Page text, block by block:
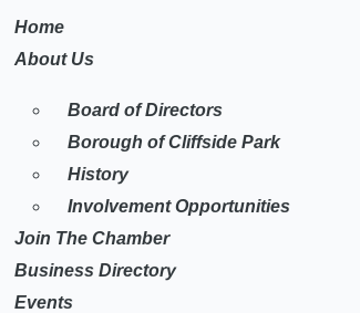
Home
About Us
Board of Directors
Borough of Cliffside Park
History
Involvement Opportunities
Join The Chamber
Business Directory
Events